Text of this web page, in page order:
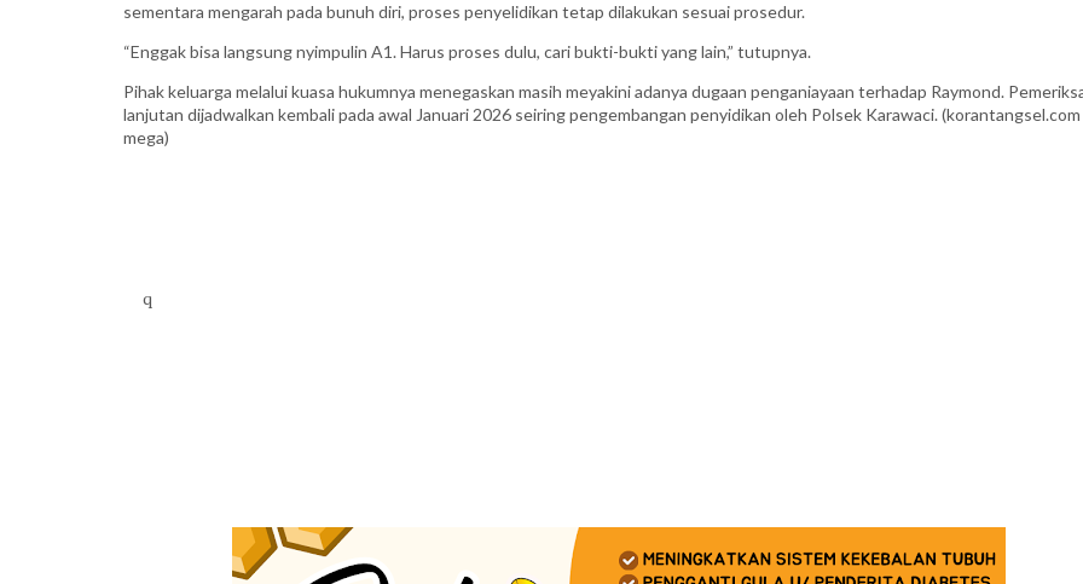
sementara mengarah pada bunuh diri, proses penyelidikan tetap dilakukan sesuai prosedur.
“Enggak bisa langsung nyimpulin A1. Harus proses dulu, cari bukti-bukti yang lain,” tutupnya.
Pihak keluarga melalui kuasa hukumnya menegaskan masih meyakini adanya dugaan penganiayaan terhadap Raymond.
lanjutan dijadwalkan kembali pada awal Januari 2026 seiring pengembangan penyidikan oleh Polsek Karawaci. (korantangsel.com
mega)
q